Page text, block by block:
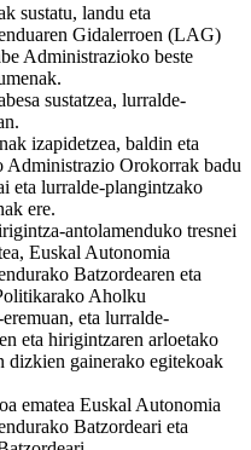
sustatu, landu eta
Gidalerroen (LAG)
Administrazioko beste
sustatzea, lurralde-
izapidetzea, baldin eta
Orokorrak badu
eta lurralde-plangintzako
ere.
antolamenduko tresnei
Euskal Autonomia
Batzordearen eta
Aholku
eta lurralde-
eta hirigintzaren arloetako
dizkien gainerako egitekoak
ematea Euskal Autonomia
Batzordeari eta